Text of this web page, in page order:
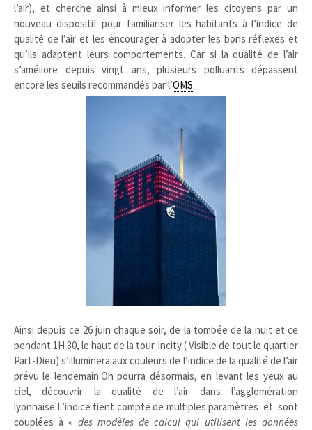
l’air), et cherche ainsi à mieux informer les citoyens par un
nouveau dispositif pour familiariser les habitants à l’indice de
qualité de l’air et les encourager à adopter les bons réflexes et
qu’ils adaptent leurs comportements. Car si la qualité de l’air
s’améliore depuis vingt ans, plusieurs polluants dépassent
encore les seuils recommandés par l’OMS.
Ainsi depuis ce 26 juin chaque soir, de la tombée de la nuit et ce
pendant 1H 30, le haut de la tour Incity ( Visible de tout le quartier
Part-Dieu) s’illuminera aux couleurs de l’indice de la qualité de l’air
prévu le lendemain.On pourra désormais, en levant les yeux au
ciel, découvrir la qualité de l’air dans l’agglomération
lyonnaise.L’indice tient compte de multiples paramètres et sont
couplées à« des modèles de calcul qui utilisent les données